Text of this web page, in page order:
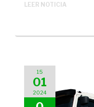
LEER NOTICIA
15
01
2024